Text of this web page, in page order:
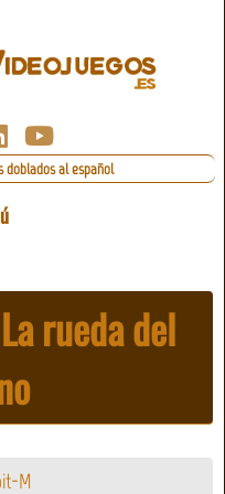
doblados al español
rueda del
M